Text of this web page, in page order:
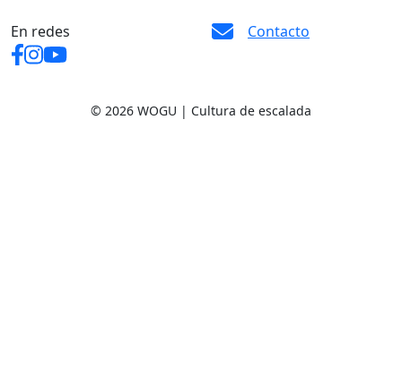
En redes Contacto
© 2026 WOGU | Cultura de escalada